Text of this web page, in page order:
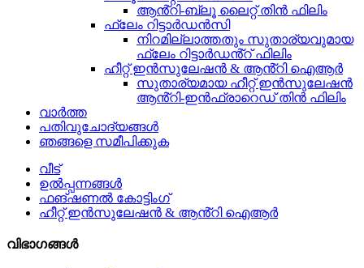
ആൻ്റി-ബ്ലൂ ലൈറ്റ് തിൻ ഫിലിം
ഫ്ലേം റിട്ടാർഡൻസി
നിറമില്ലാത്തതും സുതാര്യവുമായ
ഫ്ലേം റിട്ടാർഡൻ്റ് ഫിലിം
ഹീറ്റ് ഇൻസുലേഷൻ & ആൻ്റി ഐആർ
സുതാര്യമായ ഹീറ്റ് ഇൻസുലേഷൻ
ആൻ്റി-ഇൻഫ്രാറെഡ് തിൻ ഫിലിം
വാർത്ത
പതിവുചോദ്യങ്ങൾ
ഞങ്ങളെ സമീപിക്കുക
വീട്
ഉൽപ്പന്നങ്ങൾ
ഫങ്ഷണൽ കോട്ടിംഗ്
ഹീറ്റ് ഇൻസുലേഷൻ & ആൻ്റി ഐആർ
വിഭാഗങ്ങൾ